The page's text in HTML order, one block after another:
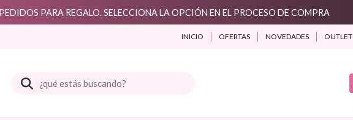
PARA REGALO. SELECCIONA LA OPCIÓN EN EL PROCESO DE COMPRA
INICIO OFERTAS NOVEDADES OUTLET
Buscar